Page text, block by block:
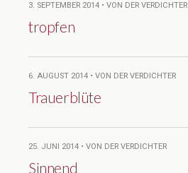
3. SEPTEMBER 2014 • VON DER VERDICHTER
tropfen
6. AUGUST 2014 • VON DER VERDICHTER
Trauerblüte
25. JUNI 2014 • VON DER VERDICHTER
Sinnend